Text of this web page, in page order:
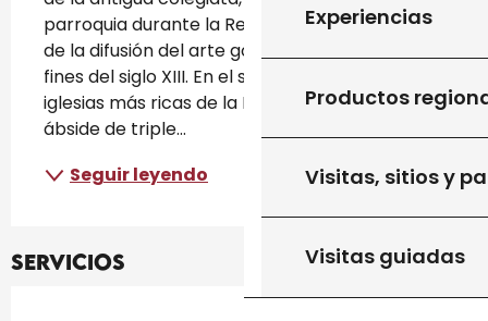
Experiencias
Productos
Visitas, sitios y
Visitas guiadas
parroquia durante la Revolución. Es indicativo
de la difusión del arte gótico en la región a
fines del siglo XIII. En el siglo XIV, fue una de las
iglesias más ricas de la Diócesis de Cahors. (Su
ábside de triple...
Seguir leyendo
Servicios